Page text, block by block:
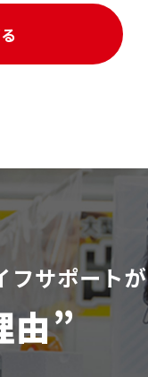
フサポートが
由”